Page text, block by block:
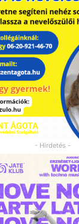
- Hirdetés -